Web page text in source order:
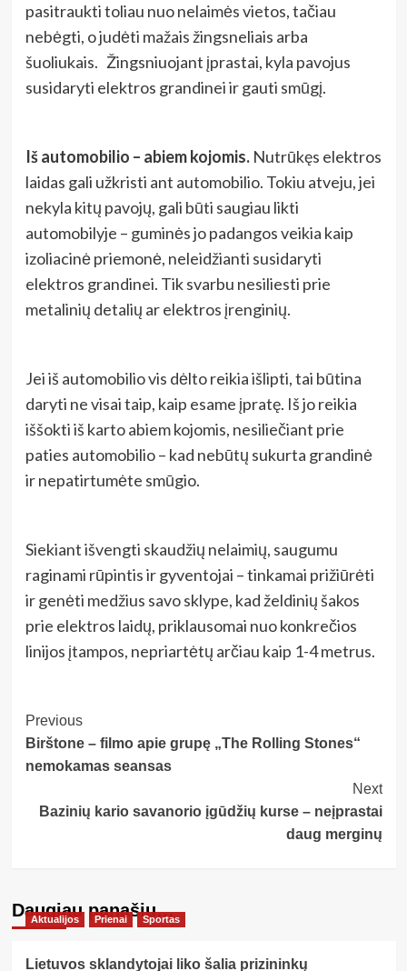
pasitraukti toliau nuo nelaimės vietos, tačiau
nebėgti, o judėti mažais žingsneliais arba
šuoliukais. Žingsniuojant įprastai, kyla pavojus
susidaryti elektros grandinei ir gauti smūgį.
Iš automobilio – abiem kojomis.Nutrūkęs elektros
laidas gali užkristi ant automobilio. Tokiu atveju, jei
nekyla kitų pavojų, gali būti saugiau likti
automobilyje – guminės jo padangos veikia kaip
izoliacinė priemonė, neleidžianti susidaryti
elektros grandinei. Tik svarbu nesiliesti prie
metalinių detalių ar elektros įrenginių.
Jei iš automobilio vis dėlto reikia išlipti, tai būtina
daryti ne visai taip, kaip esame įpratę. Iš jo reikia
iššokti iš karto abiem kojomis, nesiliečiant prie
paties automobilio – kad nebūtų sukurta grandinė
ir nepatirtumėte smūgio.
Siekiant išvengti skaudžių nelaimių, saugumu
raginami rūpintis ir gyventojai – tinkamai prižiūrėti
ir genėti medžius savo sklype, kad želdinių šakos
prie elektros laidų, priklausomai nuo konkrečios
linijos įtampos, nepriartėtų arčiau kaip 1-4 metrus.
Post
Navigation
Previous
Birštone – filmo apie grupę „The Rolling Stones“
nemokamas seansas
Next
Bazinių kario savanorio įgūdžių kurse – neįprastai
daug merginų
Daugiau panašių…
Aktualijos Prienai Sportas
Lietuvos sklandytojai liko šalia prizininkų